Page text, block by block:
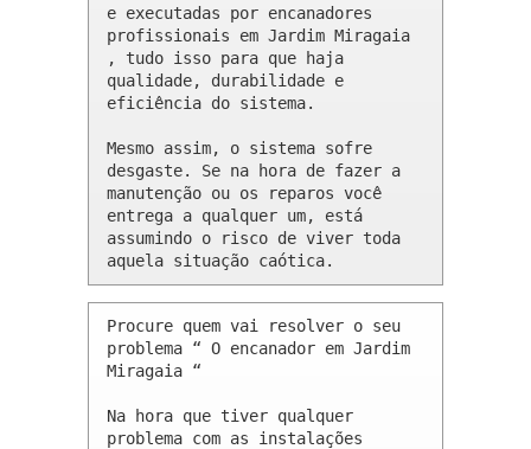
e executadas por encanadores
profissionais em Jardim Miragaia
, tudo isso para que haja
qualidade, durabilidade e
eficiência do sistema.
Mesmo assim, o sistema sofre
desgaste. Se na hora de fazer a
manutenção ou os reparos você
entrega a qualquer um, está
assumindo o risco de viver toda
aquela situação caótica.
Procure quem vai resolver o seu
problema “ O encanador em Jardim
Miragaia “
Na hora que tiver qualquer
problema com as instalações